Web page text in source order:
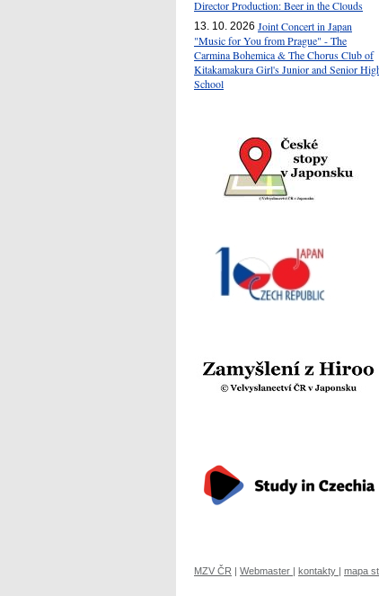
Director Production: Beer in the Clouds
13. 10. 2026 Joint Concert in Japan
"Music for You from Prague" - The
Carmina Bohemica & The Chorus Club of
Kitakamakura Girl's Junior and Senior
School
MZV ČR | Webmaster | kontakty | mapa